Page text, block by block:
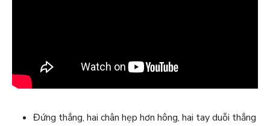
Đứng thẳng, hai chân hẹp hơn hông, hai tay duỗi thẳng